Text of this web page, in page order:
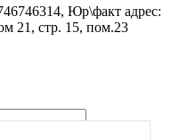
Юр\факт адрес:
21, стр. 15, пом.23